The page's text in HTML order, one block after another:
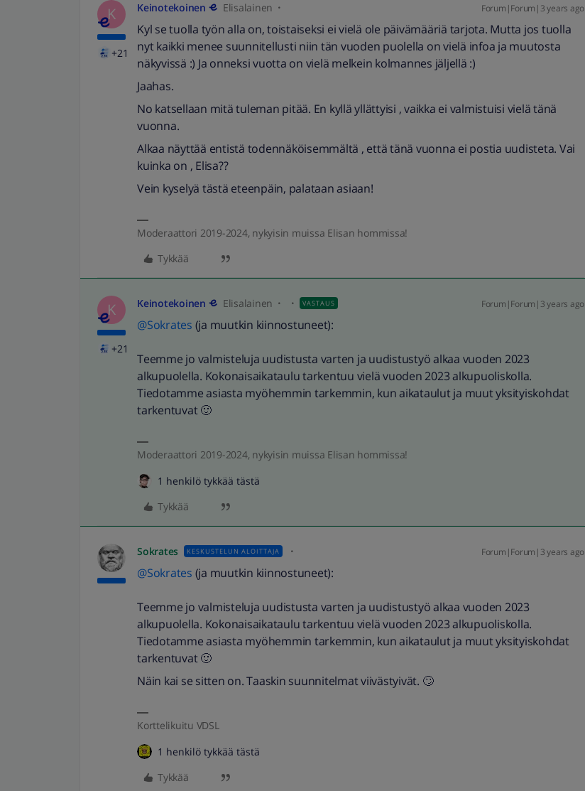
K
+21
Keinotekoinen Elisalainen Forum|Forum|3 years ago
Kyl se tuolla työn alla on, toistaiseksi ei vielä ole päivämääriä tarjota. Mutta jos tuolla
nyt kaikki menee suunnitellusti niin tän vuoden puolella on vielä infoa ja muutosta
näkyvissä :) Ja onneksi vuotta on vielä melkein kolmannes jäljellä :)
Jaahas.
No katsellaan mitä tuleman pitää. En kyllä yllättyisi , vaikka ei valmistuisi vielä tänä
vuonna.
Alkaa näyttää entistä todennäköisemmältä , että tänä vuonna ei postia uudisteta. Vai
kuinka on , Elisa??
Vein kyselyä tästä eteenpäin, palataan asiaan!
Moderaattori 2019-2024, nykyisin muissa Elisan hommissa!
Tykkää
K
+21
Keinotekoinen Elisalainen VASTAUS Forum|Forum|3 years ago
@Sokrates (ja muutkin kiinnostuneet):
Teemme jo valmisteluja uudistusta varten ja uudistustyö alkaa vuoden 2023
alkupuolella. Kokonaisaikataulu tarkentuu vielä vuoden 2023 alkupuoliskolla.
Tiedotamme asiasta myöhemmin tarkemmin, kun aikataulut ja muut yksityiskohdat
tarkentuvat 🙂
Moderaattori 2019-2024, nykyisin muissa Elisan hommissa!
1 henkilö tykkää tästä
Tykkää
Sokrates KESKUSTELUN ALOITTAJA Forum|Forum|3 years ago
@Sokrates (ja muutkin kiinnostuneet):
Teemme jo valmisteluja uudistusta varten ja uudistustyö alkaa vuoden 2023
alkupuolella. Kokonaisaikataulu tarkentuu vielä vuoden 2023 alkupuoliskolla.
Tiedotamme asiasta myöhemmin tarkemmin, kun aikataulut ja muut yksityiskohdat
tarkentuvat 🙂
Näin kai se sitten on. Taaskin suunnitelmat viivästyivät. 🙄
Korttelikuitu VDSL
1 henkilö tykkää tästä
Tykkää